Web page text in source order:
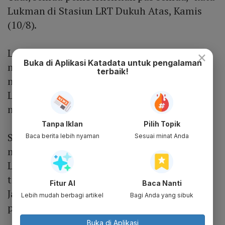
Lukman di Stasiun LRT Dukuh Atas, Kamis
(10/8).
Lukman menilai tidak ada masalah saat
melewati longspan LRT Kuningan. Walaupun
melambat, Lukman berpendapat kecepatan
LRT Jabodebek telah sesuai, aman, dan
nyaman.
Sementara itu penyanyi Ari Lasso
mengatakan akan memilih menggunakan
LRT Jabodebek jika harus melalui rute moda
transportasi tersebut. Menurutnya, LRT
Jabodebek dapat memangkas waktu
perjalanan hingga menjadi sekitar 40 menit.
×
Buka di Aplikasi Katadata untuk pengalaman
terbaik!
Tanpa Iklan
Baca berita lebih nyaman
Pilih Topik
Sesuai minat Anda
Fitur AI
Lebih mudah berbagi artikel
Baca Nanti
Bagi Anda yang sibuk
Buka di Aplikasi